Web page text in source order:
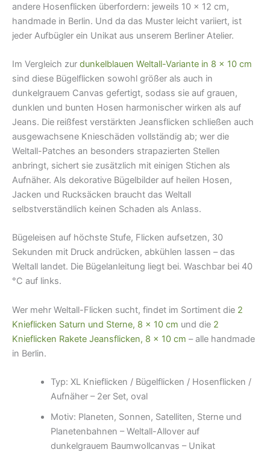
andere Hosenflicken überfordern: jeweils 10 × 12 cm,
handmade in Berlin. Und da das Muster leicht variiert, ist
jeder Aufbügler ein Unikat aus unserem Berliner Atelier.
Im Vergleich zur dunkelblauen Weltall-Variante in 8 × 10 cm
sind diese Bügelflicken sowohl größer als auch in
dunkelgrauem Canvas gefertigt, sodass sie auf grauen,
dunklen und bunten Hosen harmonischer wirken als auf
Jeans. Die reißfest verstärkten Jeansflicken schließen auch
ausgewachsene Knieschäden vollständig ab; wer die
Weltall-Patches an besonders strapazierten Stellen
anbringt, sichert sie zusätzlich mit einigen Stichen als
Aufnäher. Als dekorative Bügelbilder auf heilen Hosen,
Jacken und Rucksäcken braucht das Weltall
selbstverständlich keinen Schaden als Anlass.
Bügeleisen auf höchste Stufe, Flicken aufsetzen, 30
Sekunden mit Druck andrücken, abkühlen lassen – das
Weltall landet. Die Bügelanleitung liegt bei. Waschbar bei 40
°C auf links.
Wer mehr Weltall-Flicken sucht, findet im Sortiment die 2
Knieflicken Saturn und Sterne, 8 × 10 cm und die 2
Knieflicken Rakete Jeansflicken, 8 × 10 cm – alle handmade
in Berlin.
Typ: XL Knieflicken / Bügelflicken / Hosenflicken /
Aufnäher – 2er Set, oval
Motiv: Planeten, Sonnen, Satelliten, Sterne und
Planetenbahnen – Weltall-Allover auf
dunkelgrauem Baumwollcanvas – Unikat